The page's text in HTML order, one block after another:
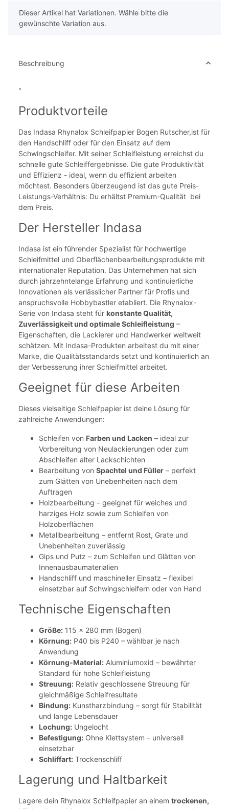
x
Dieser Artikel hat Variationen. Wähle bitte die
gewünschte Variation aus.
Beschreibung
"
Produktvorteile
Das Indasa Rhynalox Schleifpapier Bogen Rutscher,ist für
den Handschliff oder für den Einsatz auf dem
Schwingschleifer. Mit seiner Schleifleistung erreichst du
schnelle gute Schleiffergebnisse. Die gute Produktivität
und Effizienz - ideal, wenn du effizient arbeiten
möchtest. Besonders überzeugend ist das gute Preis-
Leistungs-Verhältnis: Du erhältst Premium-Qualität bei
dem Preis.
Der Hersteller Indasa
Indasa ist ein führender Spezialist für hochwertige
Schleifmittel und Oberflächenbearbeitungsprodukte mit
internationaler Reputation. Das Unternehmen hat sich
durch jahrzehntelange Erfahrung und kontinuierliche
Innovationen als verlässlicher Partner für Profis und
anspruchsvolle Hobbybastler etabliert. Die Rhynalox-
Serie von Indasa steht für konstante Qualität,
Zuverlässigkeit und optimale Schleifleistung –
Eigenschaften, die Lackierer und Handwerker weltweit
schätzen. Mit Indasa-Produkten arbeitest du mit einer
Marke, die Qualitätsstandards setzt und kontinuierlich an
der Verbesserung ihrer Schleifmittel arbeitet.
Geeignet für diese Arbeiten
Dieses vielseitige Schleifpapier ist deine Lösung für
zahlreiche Anwendungen:
Schleifen von Farben und Lacken – ideal zur
Vorbereitung von Neulackierungen oder zum
Abschleifen alter Lackschichten
Bearbeitung von Spachtel und Füller – perfekt
zum Glätten von Unebenheiten nach dem
Auftragen
Holzbearbeitung – geeignet für weiches und
harziges Holz sowie zum Schleifen von
Holzoberflächen
Metallbearbeitung – entfernt Rost, Grate und
Unebenheiten zuverlässig
Gips und Putz – zum Schleifen und Glätten von
Innenausbaumaterialien
Handschliff und maschineller Einsatz – flexibel
einsetzbar auf Schwingschleifern oder von Hand
Technische Eigenschaften
Größe: 115 x 280 mm (Bogen)
Körnung: P40 bis P240 – wählbar je nach
Anwendung
Körnung-Material: Aluminiumoxid – bewährter
Standard für hohe Schleifleistung
Streuung: Relativ geschlossene Streuung für
gleichmäßige Schleifresultate
Bindung: Kunstharzbindung – sorgt für Stabilität
und lange Lebensdauer
Lochung: Ungelocht
Befestigung: Ohne Klettsystem – universell
einsetzbar
Schliffart: Trockenschliff
Lagerung und Haltbarkeit
Lagere dein Rhynalox Schleifpapier an einem trockenen,